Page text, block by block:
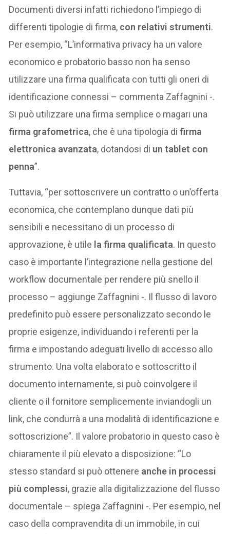
Documenti diversi infatti richiedono l’impiego di
differenti tipologie di firma, con relativi strumenti.
Per esempio, “L’informativa privacy ha un valore
economico e probatorio basso non ha senso
utilizzare una firma qualificata con tutti gli oneri di
identificazione connessi – commenta Zaffagnini -.
Si può utilizzare una firma semplice o magari una
firma grafometrica, che è una tipologia difirma
elettronica avanzata, dotandosi di un tablet con
penna”.
Tuttavia, “per sottoscrivere un contratto o un’offerta
economica, che contemplano dunque dati più
sensibili e necessitano di un processo di
approvazione, è utile la firma qualificata. In questo
caso è importante l’integrazione nella gestione del
workflow documentale per rendere più snello il
processo – aggiunge Zaffagnini -. Il flusso di lavoro
predefinito può essere personalizzato secondo le
proprie esigenze, individuando i referenti per la
firma e impostando adeguati livello di accesso allo
strumento. Una volta elaborato e sottoscritto il
documento internamente, si può coinvolgere il
cliente o il fornitore semplicemente inviandogli un
link, che condurrà a una modalità di identificazione e
sottoscrizione”. Il valore probatorio in questo caso è
chiaramente il più elevato a disposizione: “Lo
stesso standard si può ottenere anche in processi
più complessi, grazie alla digitalizzazione del flusso
documentale – spiega Zaffagnini -. Per esempio, nel
caso della compravendita di un immobile, in cui